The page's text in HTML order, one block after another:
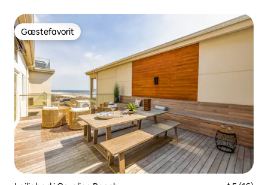
Gæstefavorit
Gæstefavorit